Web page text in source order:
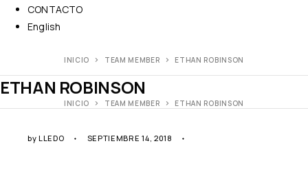
CONTACTO
English
INICIO TEAM MEMBER ETHAN ROBINSON
ETHAN ROBINSON
INICIO TEAM MEMBER ETHAN ROBINSON
by LLEDO SEPTIEMBRE 14, 2018